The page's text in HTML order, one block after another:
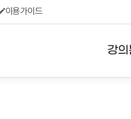
이용가이드
강